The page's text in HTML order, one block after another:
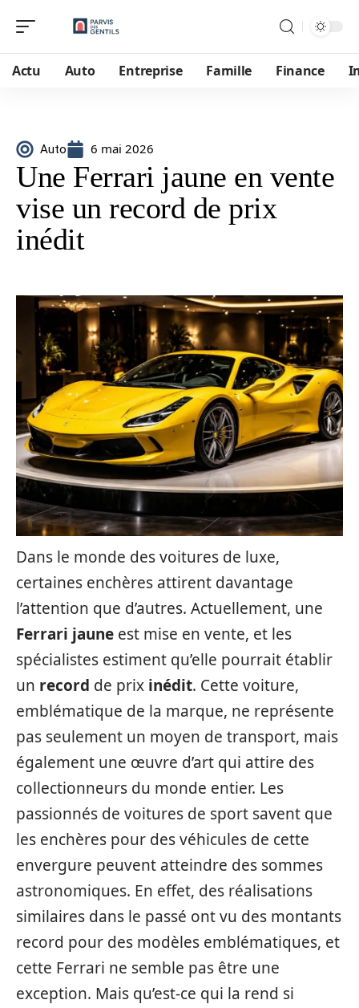
Actu Auto Entreprise Famille Finance
Auto 6 mai 2026
Une Ferrari jaune en vente
vise un record de prix
inédit
Dans le monde des voitures de luxe,
certaines enchères attirent davantage
l’attention que d’autres. Actuellement, une
Ferrari jaune est mise en vente, et les
spécialistes estiment qu’elle pourrait établir
un record de prix inédit. Cette voiture,
emblématique de la marque, ne représente
pas seulement un moyen de transport, mais
également une œuvre d’art qui attire des
collectionneurs du monde entier. Les
passionnés de voitures de sport savent que
les enchères pour des véhicules de cette
envergure peuvent atteindre des sommes
astronomiques. En effet, des réalisations
similaires dans le passé ont vu des montants
record pour des modèles emblématiques, et
cette Ferrari ne semble pas être une
exception. Mais qu’est-ce qui la rend si